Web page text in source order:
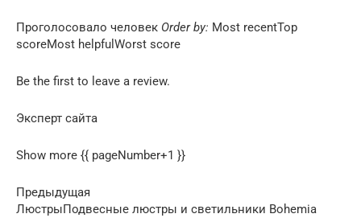
Проголосовало человек Order by: Most recentTop
scoreMost helpfulWorst score
Be the first to leave a review.
Эксперт сайта
Show more {{ pageNumber+1 }}
Предыдущая
ЛюстрыПодвесные люстры и светильники Bohemia